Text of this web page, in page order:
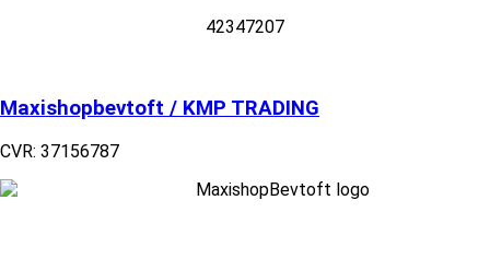
42347207
Maxishopbevtoft / KMP TRADING
CVR: 37156787